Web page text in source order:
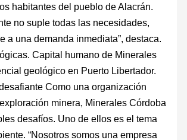
habitantes del pueblo de Alacrán.
no suple todas las necesidades,
a una demanda inmediata”, destaca.
Capital humano de Minerales
geológico en Puerto Libertador.
Como una organización
minera, Minerales Córdoba
desafíos. Uno de ellos es el tema
“Nosotros somos una empresa